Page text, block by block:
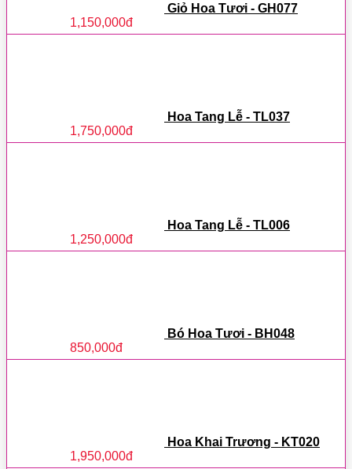
Giỏ Hoa Tươi - GH077
1,150,000đ
Hoa Tang Lễ - TL037
1,750,000đ
Hoa Tang Lễ - TL006
1,250,000đ
Bó Hoa Tươi - BH048
850,000đ
Hoa Khai Trương - KT020
1,950,000đ